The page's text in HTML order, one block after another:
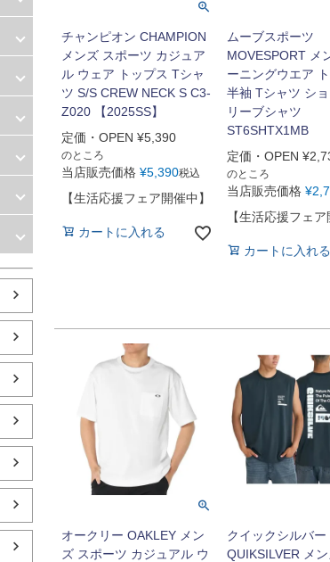
チャンピオン CHAMPION
メンズ スポーツ カジュア
ル ウェア トップス Tシャ
ツ S/S CREW NECK S C3-
Z020 【2025SS】
定価・OPEN ¥5,390
のところ
当店販売価格 ¥5,390税込
【生活応援フェア開催中】
カートに入れる
ムーブスポーツ
MOVESPORT メ
ーニングウエア
半袖 Tシャツ シ
リーブシャツ
ST6SHTX1MB
定価・OPEN ¥
のところ
当店販売価格 ¥
【生活応援フェア
カートに入れる
オークリー OAKLEY メン
ズ スポーツ カジュアル ウ
クイックシルバー
QUIKSILVER メ